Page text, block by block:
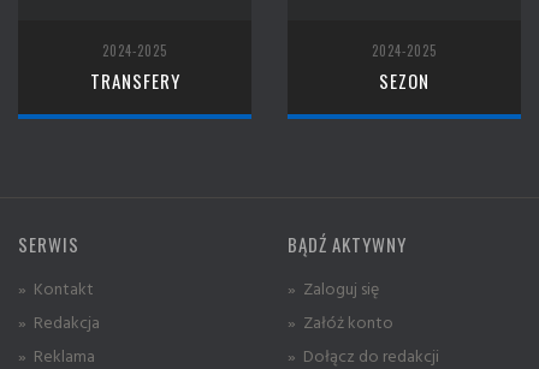
2024-2025
TRANSFERY
2024-2025
SEZON
SERWIS
» Kontakt
» Redakcja
» Reklama
BĄDŹ AKTYWNY
» Zaloguj się
» Załóż konto
» Dołącz do redakcji